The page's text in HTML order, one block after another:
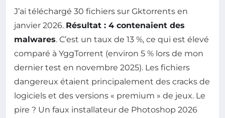
J’ai téléchargé 30 fichiers sur Gktorrents en
janvier 2026. Résultat : 4 contenaient des
malwares. C’est un taux de 13 %, ce qui est élevé
comparé à YggTorrent (environ 5 % lors de mon
dernier test en novembre 2025). Les fichiers
dangereux étaient principalement des cracks de
logiciels et des versions « premium » de jeux. Le
pire ? Un faux installateur de Photoshop 2026